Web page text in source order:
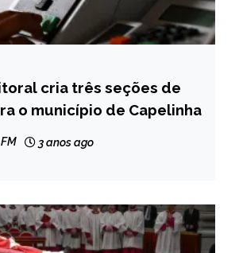
cria três seções de
o município de Capelinha
3 anos ago